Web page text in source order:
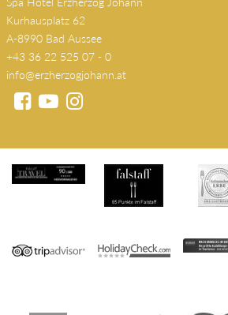
Kurhausplatz 62
A-8990 Bad Aussee
+43 36 22 525 07 - 0
info@erzherzogjohann.at